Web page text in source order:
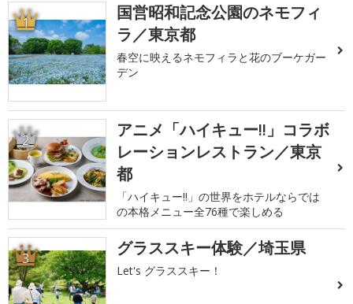
1
国営昭和記念公園のネモフィ
ラ／東京都
春空に映えるネモフィラと花のブーケガー
デン
2
アニメ「ハイキュー!!」コラボ
レーションレストラン／東京
都
「ハイキュー!!」の世界をホテルならでは
の本格メニュー全76種で楽しめる
3 グラススキー体験／埼玉県
Let's グラススキー！